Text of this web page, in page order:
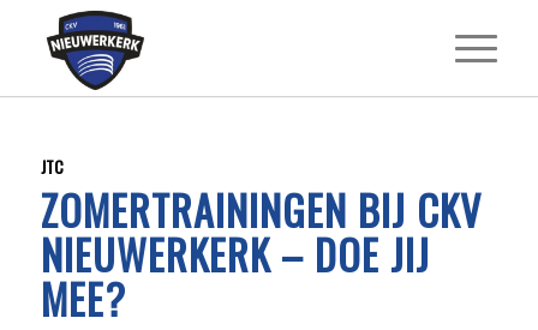
JTC
ZOMERTRAININGEN BIJ CKV
NIEUWERKERK – DOE JIJ
MEE?